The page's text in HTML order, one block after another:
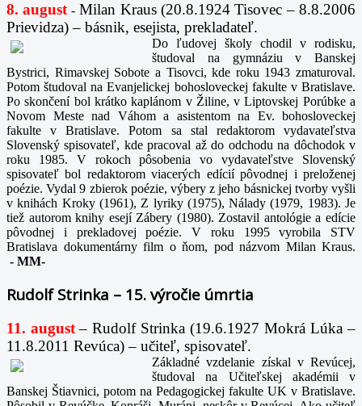
8. august -Milan Kraus (20.8.1924 Tisovec – 8.8.2006
Prievidza) – básnik, esejista, prekladateľ.
Do ľudovej školy chodil v rodisku,
študoval na gymnáziu v Banskej
Bystrici, Rimavskej Sobote a Tisovci, kde roku 1943 zmaturoval.
Potom študoval na Evanjelickej bohosloveckej fakulte v Bratislave.
Po skončení bol krátko kaplánom v Žiline, v Liptovskej Porúbke a
Novom Meste nad Váhom a asistentom na Ev. bohosloveckej
fakulte v Bratislave. Potom sa stal redaktorom vydavateľstva
Slovenský spisovateľ, kde pracoval až do odchodu na dôchodok v
roku 1985. V rokoch pôsobenia vo vydavateľstve Slovenský
spisovateľ bol redaktorom viacerých edícií pôvodnej i preloženej
poézie. Vydal 9 zbierok poézie, výbery z jeho básnickej tvorby vyšli
v knihách Kroky (1961), Z lyriky (1975), Nálady (1979, 1983). Je
tiež autorom knihy esejí Zábery (1980). Zostavil antológie a edície
pôvodnej i prekladovej poézie. V roku 1995 vyrobila STV
Bratislava dokumentárny film o ňom, pod názvom Milan Kraus.
- MM-
Rudolf Strinka – 15. výročie úmrtia
11. august – Rudolf Strinka (19.6.1927 Mokrá Lúka –
11.8.2011 Revúca) – učiteľ, spisovateľ.
Základné vzdelanie získal v Revúcej,
študoval na Učiteľskej akadémii v
Banskej Štiavnici, potom na Pedagogickej fakulte UK v Bratislave.